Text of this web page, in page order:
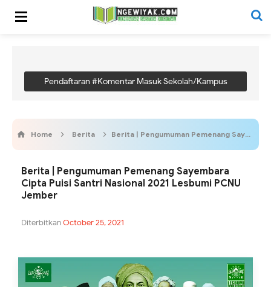
Pendaftaran #Komentar Masuk Sekolah/Kampus
Home Berita Berita | Pengumuman Pemenang Sayembara Cipta Puisi Santri Nasional 2021 Lesbumi PCNU Jember
Berita | Pengumuman Pemenang Sayembara
Cipta Puisi Santri Nasional 2021 Lesbumi PCNU
Jember
DiterbitkanOctober 25, 2021